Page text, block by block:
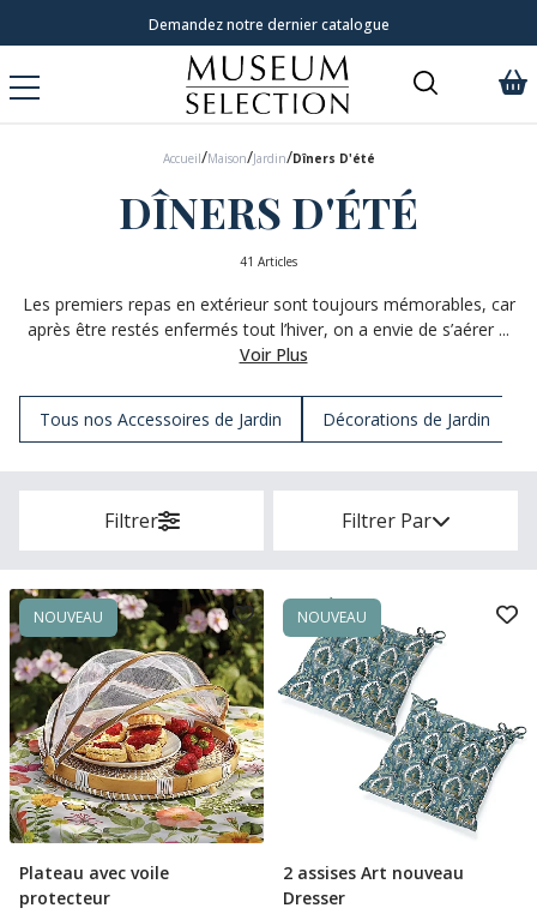
Demandez notre dernier catalogue
Accueil/Maison/Jardin/Dîners D'été
DÎNERS D'ÉTÉ
41 Articles
Les premiers repas en extérieur sont toujours mémorables, car
après être restés enfermés tout l’hiver, on a envie de s’aérer ...
Voir Plus
Tous nos Accessoires de Jardin Décorations de Jardin
Filtrer Filtrer Par
NOUVEAU
Ajouter Au Panier
Plateau avec voile
protecteur
NOUVEAU
Ajouter Au Panier
2 assises Art nouveau
Dresser